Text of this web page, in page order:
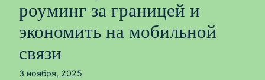
роуминг за границей и
экономить на мобильной
связи
3 ноября, 2025